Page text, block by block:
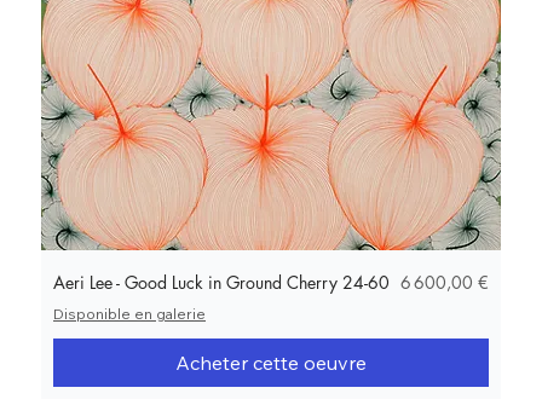
Aeri Lee - Good Luck in Ground Cherry 24-60 Prix
6 600,00 €
Disponible en galerie
Acheter cette oeuvre